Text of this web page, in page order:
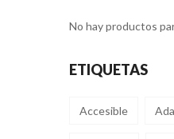
No hay productos
ETIQUETAS
Accesible